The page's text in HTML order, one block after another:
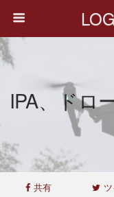
IPA、ドロ
共有